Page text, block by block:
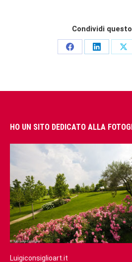
Condividi
Share
Share
HO UN SITO DEDICATO ALLA
Luigiconsiglioart.it